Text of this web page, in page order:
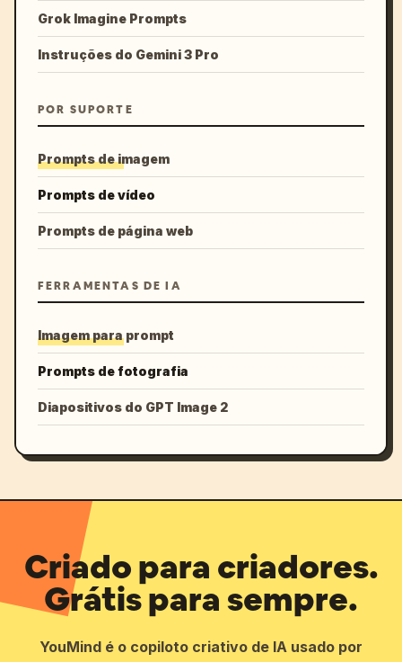
Grok Imagine Prompts
Instruções do Gemini 3 Pro
POR SUPORTE
Prompts de imagem
Prompts de vídeo
Prompts de página web
FERRAMENTAS DE IA
Imagem para prompt
Prompts de fotografia
Diapositivos do GPT Image 2
Criado para criadores.
Grátis para sempre.
YouMind é o copiloto criativo de IA usado por